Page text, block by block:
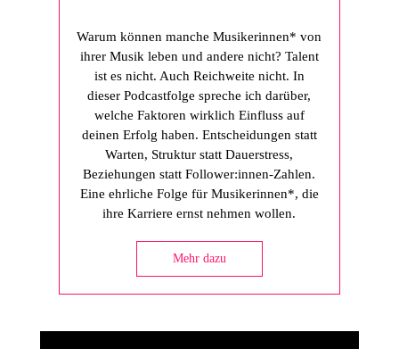
Warum können manche Musikerinnen* von
ihrer Musik leben und andere nicht? Talent
ist es nicht. Auch Reichweite nicht. In
dieser Podcastfolge spreche ich darüber,
welche Faktoren wirklich Einfluss auf
deinen Erfolg haben. Entscheidungen statt
Warten, Struktur statt Dauerstress,
Beziehungen statt Follower:innen-Zahlen.
Eine ehrliche Folge für Musikerinnen*, die
ihre Karriere ernst nehmen wollen.
Mehr dazu